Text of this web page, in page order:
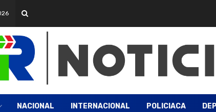
NACIONAL INTERNACIONAL POLICIACA